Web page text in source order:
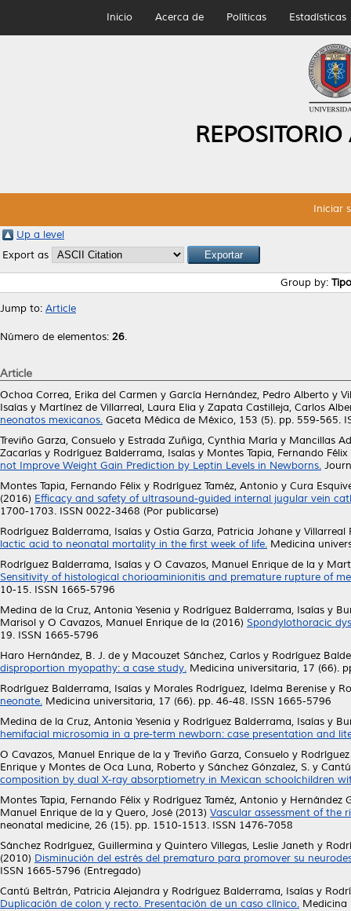
Inicio Acerca de Políticas Estadísticas
Iniciar
Up a level
Export as
Group by:
Jump to: Article
Número de elementos: 26.
Article
Ochoa Correa, Erika del Carmen y García Hernández, Pedro Alberto y
Isaías y Martínez de Villarreal, Laura Elia y Zapata Castilleja, Carlos
neonatos mexicanos. Gaceta Médica de México, 153 (5). pp. 559-565.
Treviño Garza, Consuelo y Estrada Zuñiga, Cynthia María y Mancillas
Zacarías y Rodríguez Balderrama, Isaías y Montes Tapia, Fernando Félix
not Improve Weight Gain Prediction by Leptin Levels in Newborns.
Montes Tapia, Fernando Félix y Rodríguez Taméz, Antonio y Cura
(2016) Efficacy and safety of ultrasound-guided internal jugular vein
1700-1703. ISSN 0022-3468 (Por publicarse)
Rodríguez Balderrama, Isaías y Ostia Garza, Patricia Johane y Villarreal
lactic acid to neonatal mortality in the first week of life. Medicina
Rodríguez Balderrama, Isaías y O Cavazos, Manuel Enrique de la y
Sensitivity of histological chorioaminionitis and premature rupture of
10-15. ISSN 1665-5796
Medina de la Cruz, Antonia Yesenia y Rodríguez Balderrama, Isaías y
Marisol y O Cavazos, Manuel Enrique de la (2016) Spondylothoracic
19. ISSN 1665-5796
Haro Hernández, B. J. de y Macouzet Sánchez, Carlos y Rodríguez
disproportion myopathy: a case study. Medicina universitaria, 17 (66).
Rodríguez Balderrama, Isaías y Morales Rodríguez, Idelma Berenise y
neonate. Medicina universitaria, 17 (66). pp. 46-48. ISSN 1665-5796
Medina de la Cruz, Antonia Yesenia y Rodríguez Balderrama, Isaías y
hemifacial microsomia in a pre-term newborn: case presentation and
O Cavazos, Manuel Enrique de la y Treviño Garza, Consuelo y
Enrique y Montes de Oca Luna, Roberto y Sánchez Gónzalez, S. y
composition by dual X-ray absorptiometry in Mexican schoolchildren
Montes Tapia, Fernando Félix y Rodríguez Taméz, Antonio y Hernández
Manuel Enrique de la y Quero, José (2013) Vascular assessment of the
neonatal medicine, 26 (15). pp. 1510-1513. ISSN 1476-7058
Sánchez Rodríguez, Guillermina y Quintero Villegas, Leslie Janeth y
(2010) Disminución del estrés del prematuro para promover su
ISSN 1665-5796 (Entregado)
Cantú Beltrán, Patricia Alejandra y Rodríguez Balderrama, Isaías y
Duplicación de colon y recto. Presentación de un caso clínico. Medicina